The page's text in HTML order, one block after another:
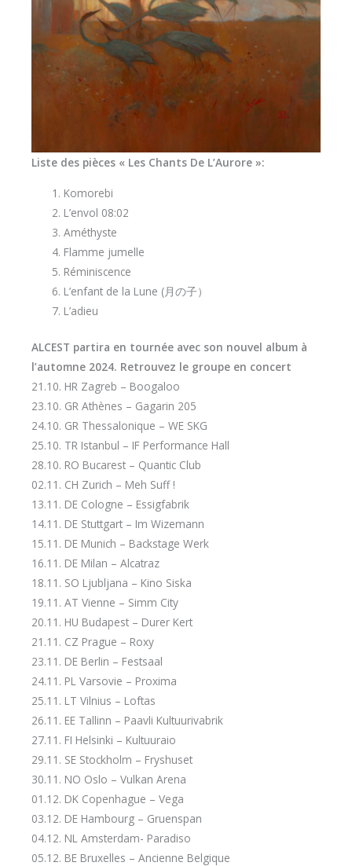
Liste des pièces « Les Chants De L’Aurore »:
Komorebi
L’envol 08:02
Améthyste
Flamme jumelle
Réminiscence
L’enfant de la Lune (月の子）
L’adieu
ALCEST partira en tournée avec son nouvel album à
l’automne 2024. Retrouvez le groupe en concert
21.10. HR Zagreb – Boogaloo
23.10. GR Athènes – Gagarin 205
24.10. GR Thessalonique – WE SKG
25.10. TR Istanbul – IF Performance Hall
28.10. RO Bucarest – Quantic Club
02.11. CH Zurich – Meh Suff !
13.11. DE Cologne – Essigfabrik
14.11. DE Stuttgart – Im Wizemann
15.11. DE Munich – Backstage Werk
16.11. DE Milan – Alcatraz
18.11. SO Ljubljana – Kino Siska
19.11. AT Vienne – Simm City
20.11. HU Budapest – Durer Kert
21.11. CZ Prague – Roxy
23.11. DE Berlin – Festsaal
24.11. PL Varsovie – Proxima
25.11. LT Vilnius – Loftas
26.11. EE Tallinn – Paavli Kultuurivabrik
27.11. FI Helsinki – Kultuuraio
29.11. SE Stockholm – Fryshuset
30.11. NO Oslo – Vulkan Arena
01.12. DK Copenhague – Vega
03.12. DE Hambourg – Gruenspan
04.12. NL Amsterdam- Paradiso
05.12. BE Bruxelles – Ancienne Belgique